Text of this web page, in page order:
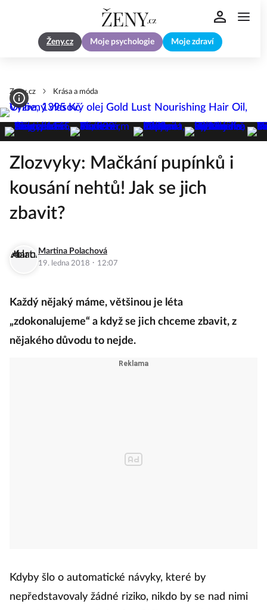
Ženy.cz Moje psychologie Moje zdraví
Zeny.cz Krása a móda
Zlozvyky: Mačkání pupínků i
kousání nehtů! Jak se jich
zbavit?
Martina Polachová
19. ledna 2018 · 12:07
Každý nějaký máme, většinou je léta
„zdokonalujeme“ a když se jich chceme zbavit, z
nějakého důvodu to nejde.
Kdyby šlo o automatické návyky, které by
nepředstavovaly žádné riziko, nikdo by se nad nimi